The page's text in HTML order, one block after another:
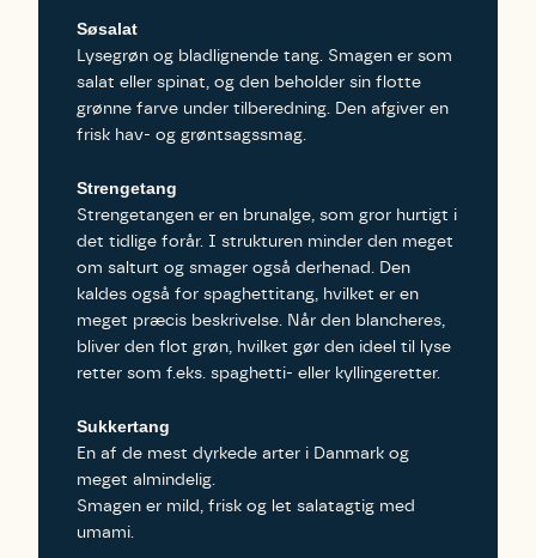
Søsalat
Lysegrøn og bladlignende tang. Smagen er som
salat eller spinat, og den beholder sin flotte
grønne farve under tilberedning. Den afgiver en
frisk hav- og grøntsagssmag.
Strengetang
Strengetangen er en brunalge, som gror hurtigt i
det tidlige forår. I strukturen minder den meget
om salturt og smager også derhenad. Den
kaldes også for spaghettitang, hvilket er en
meget præcis beskrivelse. Når den blancheres,
bliver den flot grøn, hvilket gør den ideel til lyse
retter som f.eks. spaghetti- eller kyllingeretter.
Sukkertang
En af de mest dyrkede arter i Danmark og
meget almindelig.
Smagen er mild, frisk og let salatagtig med
umami.